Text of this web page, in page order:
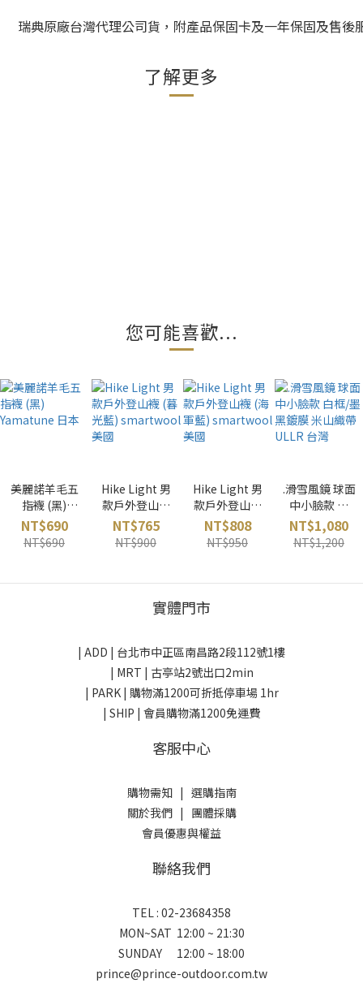
瑞典原廠台灣代理公司貨，附產品保固卡及一年保固及售後
了解更多
您可能喜歡...
美麗諾羊毛五
指襪 (黑)
Yamatune 日
本
NT$690
NT$690
Hike Light 男
款戶外登山襪
(暮光藍)
smartwool
美國
NT$765
NT$900
Hike Light 男
款戶外登山襪
(海軍藍)
smartwool
美國
NT$808
NT$950
.滑雪風鏡 球面
中小臉款 白
框/墨黑鍍膜
米山織帶
ULLR 台灣
NT$1,080
NT$1,200
實體門市
| ADD | 台北市中正區南昌路2段112號1樓
| MRT | 古亭站2號出口2min
| PARK | 購物滿1200可折抵停車場 1hr
| SHIP | 會員購物滿1200免運費
客服中心
購物需知| 選購指南
關於我們| 團體採購
會員優惠與權益
聯絡我們
TEL : 02-23684358
MON~SAT 12:00 ~ 21:30
SUNDAY 12:00 ~ 18:00
prince@prince-outdoor.com.tw